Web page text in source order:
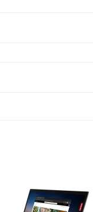
Ajouter
à la liste
d’envies